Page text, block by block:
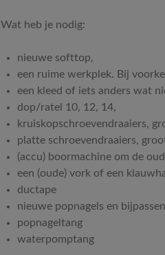
Wat heb je nodig:
nieuwe softtop,
een ruime werkplek. Bij
een kleed of iets anders wat
dop/ratel 10, 12, 14,
kruiskopschroevendraaiers,
platte schroevendraaiers,
(accu) boormachine om de
een (oude) vork of een
ductape
nieuwe popnagels en
popnageltang
waterpomptang